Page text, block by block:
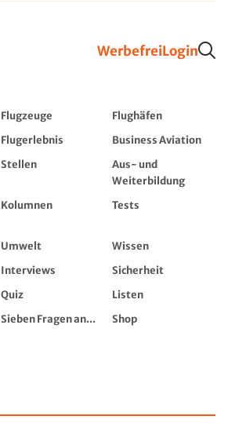
WerbefreiLogin
Flugzeuge
Flughäfen
Flugerlebnis
Business Aviation
Stellen
Aus- und
Weiterbildung
Kolumnen Tests
Umwelt
Wissen
Interviews
Sicherheit
Quiz
Listen
Sieben Fragen an...
Shop